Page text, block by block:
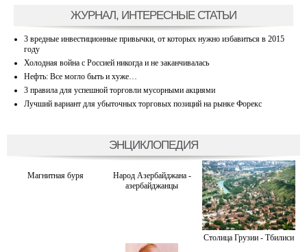
ЖУРНАЛ, ИНТЕРЕСНЫЕ СТАТЬИ
3 вредные инвестиционные привычки, от которых нужно избавиться в 2015
году
Холодная война с Россией никогда и не заканчивалась
Нефть: Все могло быть и хуже…
3 правила для успешной торговли мусорными акциями
Лучший вариант для убыточных торговых позиций на рынке Форекс
ЭНЦИКЛОПЕДИЯ
Магнитная буря
Народ Азербайджана -
азербайджанцы
Столица Грузии - Тбилиси